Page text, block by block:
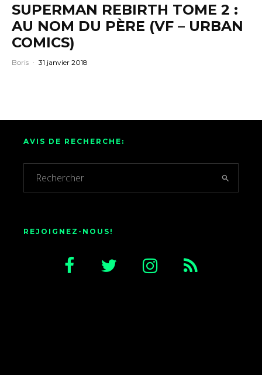
SUPERMAN REBIRTH TOME 2 :
AU NOM DU PÈRE (VF – URBAN
COMICS)
Boris · 31 janvier 2018
AVIS DE RECHERCHE:
REJOIGNEZ-NOUS!